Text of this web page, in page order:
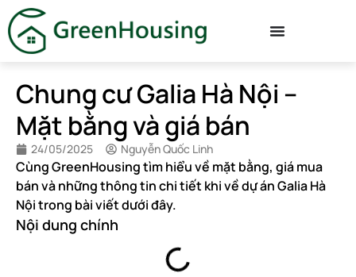
Chung cư Galia Hà Nội –
Mặt bằng và giá bán
24/05/2025 Nguyễn Quốc Linh
Cùng GreenHousing tìm hiểu về mặt bằng, giá mua
bán và những thông tin chi tiết khi về dự án Galia Hà
Nội trong bài viết dưới đây.
Nội dung chính